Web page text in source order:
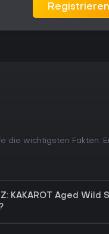
Registrieren
die wichtigsten Fakten.
Z: KAKAROT Aged Wild